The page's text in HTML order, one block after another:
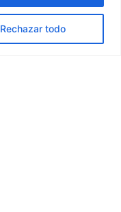
Rechazar todo